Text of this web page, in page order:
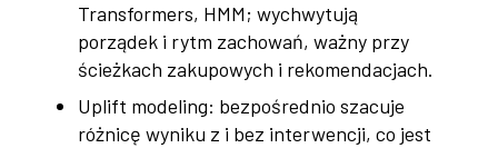
Transformers, HMM; wychwytują
porządek i rytm zachowań, ważny przy
ścieżkach zakupowych i rekomendacjach.
Uplift modeling: bezpośrednio szacuje
różnicę wyniku z i bez interwencji, co jest